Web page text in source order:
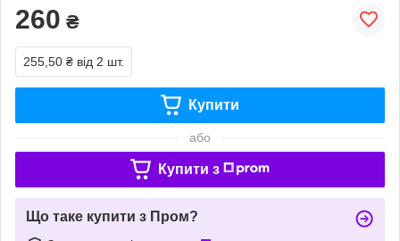
260 ₴
255,50 ₴ від 2 шт.
Купити
або
Купити з
Що таке купити з Пром?